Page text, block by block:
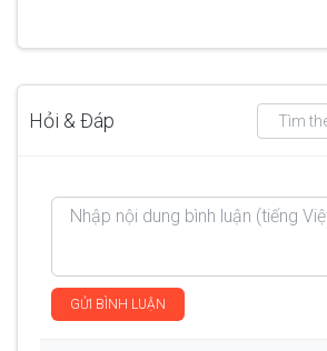
Hỏi & Đáp
GỬI BÌNH LUẬN